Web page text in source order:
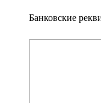
Банковские